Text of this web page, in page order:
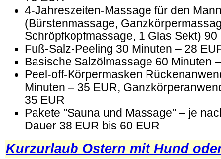
4-Jahreszeiten-Massage für den Mann
(Bürstenmassage,
Schröpfkopfmassage, 1 Glas Sekt)
Fuß-Salz-Peeling 30 Minuten – 28
Basische Salzölmassage 60 Minuten
Peel-off-Körpermasken
Minuten – 35 EUR,
35 EUR
Pakete "Sauna und Massage" – je
Dauer 38 EUR bis 60 EUR
Kurzurlaub Ostern mit Hund